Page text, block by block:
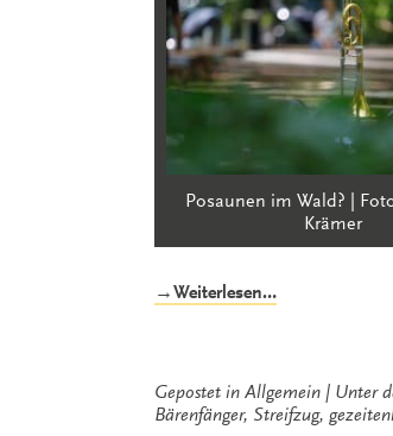
Posaunen im Wald? |
Krämer
→Weiterlesen…„Ostfriesische
Gepostet in Allgemein Unter
Bärenfänger, Streifzug,